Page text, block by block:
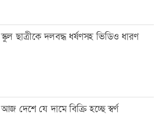
থাইল্যান্ডে ১৪ বছরের শিক্ষার্থীর গুলিতে নিহত
৬
জাপানে ধেয়ে আসছে ঘূর্ণিঝড় ডলফিন
স্কুল ছাত্রীকে দলবদ্ধ ধর্ষণসহ ভিডিও ধারণ
আজ দেশে যে দামে বিক্রি হচ্ছে স্বর্ণ